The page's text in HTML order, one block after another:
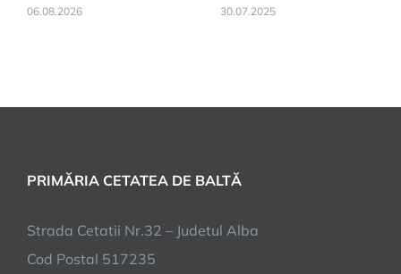
06.08.2026 30.07.2025
PRIMĂRIA CETATEA DE BALTĂ
Strada Cetatii Nr.32 – Judetul Alba
Cod Postal 517235